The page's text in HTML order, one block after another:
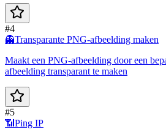
#4
👻Transparante PNG-afbeelding maken
Maakt een PNG-afbeelding door een
afbeelding transparant te maken
#5
📶 Ping IP